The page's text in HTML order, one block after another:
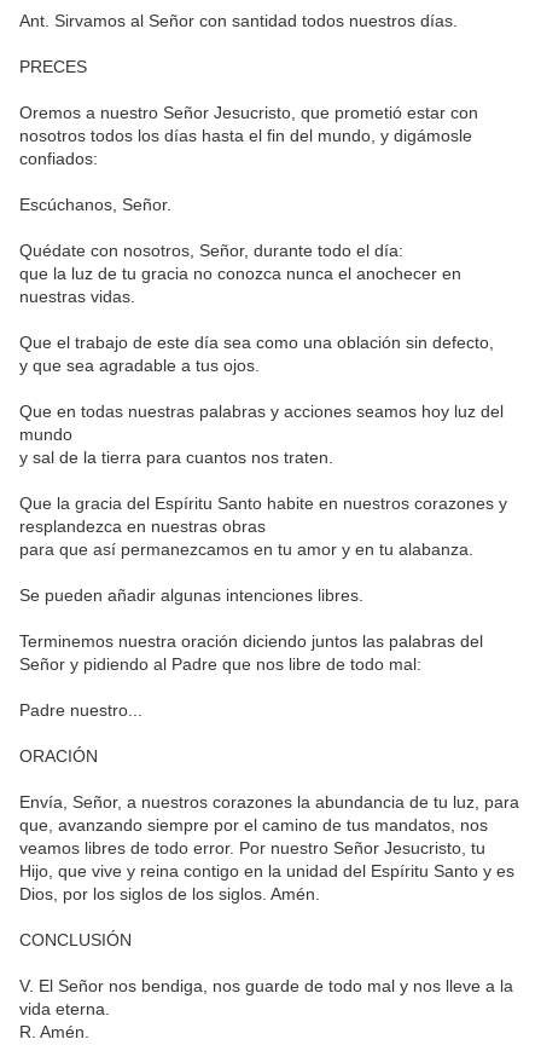
Ant. Sirvamos al Señor con santidad todos nuestros días.
PRECES
Oremos a nuestro Señor Jesucristo, que prometió estar con
nosotros todos los días hasta el fin del mundo, y digámosle
confiados:
Escúchanos, Señor.
Quédate con nosotros, Señor, durante todo el día:
que la luz de tu gracia no conozca nunca el anochecer en
nuestras vidas.
Que el trabajo de este día sea como una oblación sin defecto,
y que sea agradable a tus ojos.
Que en todas nuestras palabras y acciones seamos hoy luz del
mundo
y sal de la tierra para cuantos nos traten.
Que la gracia del Espíritu Santo habite en nuestros corazones y
resplandezca en nuestras obras
para que así permanezcamos en tu amor y en tu alabanza.
Se pueden añadir algunas intenciones libres.
Terminemos nuestra oración diciendo juntos las palabras del
Señor y pidiendo al Padre que nos libre de todo mal:
Padre nuestro...
ORACIÓN
Envía, Señor, a nuestros corazones la abundancia de tu luz, para
que, avanzando siempre por el camino de tus mandatos, nos
veamos libres de todo error. Por nuestro Señor Jesucristo, tu
Hijo, que vive y reina contigo en la unidad del Espíritu Santo y es
Dios, por los siglos de los siglos. Amén.
CONCLUSIÓN
V. El Señor nos bendiga, nos guarde de todo mal y nos lleve a la
vida eterna.
R. Amén.